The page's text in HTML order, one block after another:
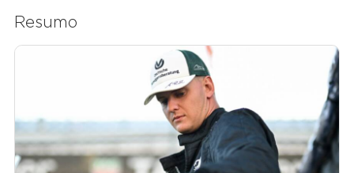
Resumo